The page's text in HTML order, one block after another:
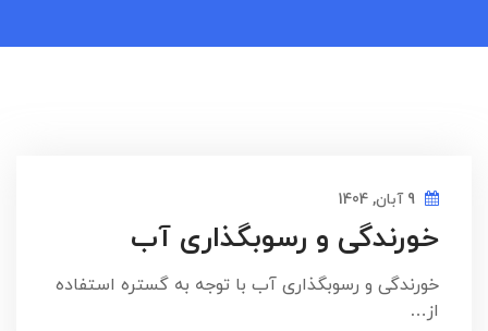
خورندگی و رسوبگذاری آب
خورندگی و رسوبگذاری آب با توجه به گستره استفاده
از…